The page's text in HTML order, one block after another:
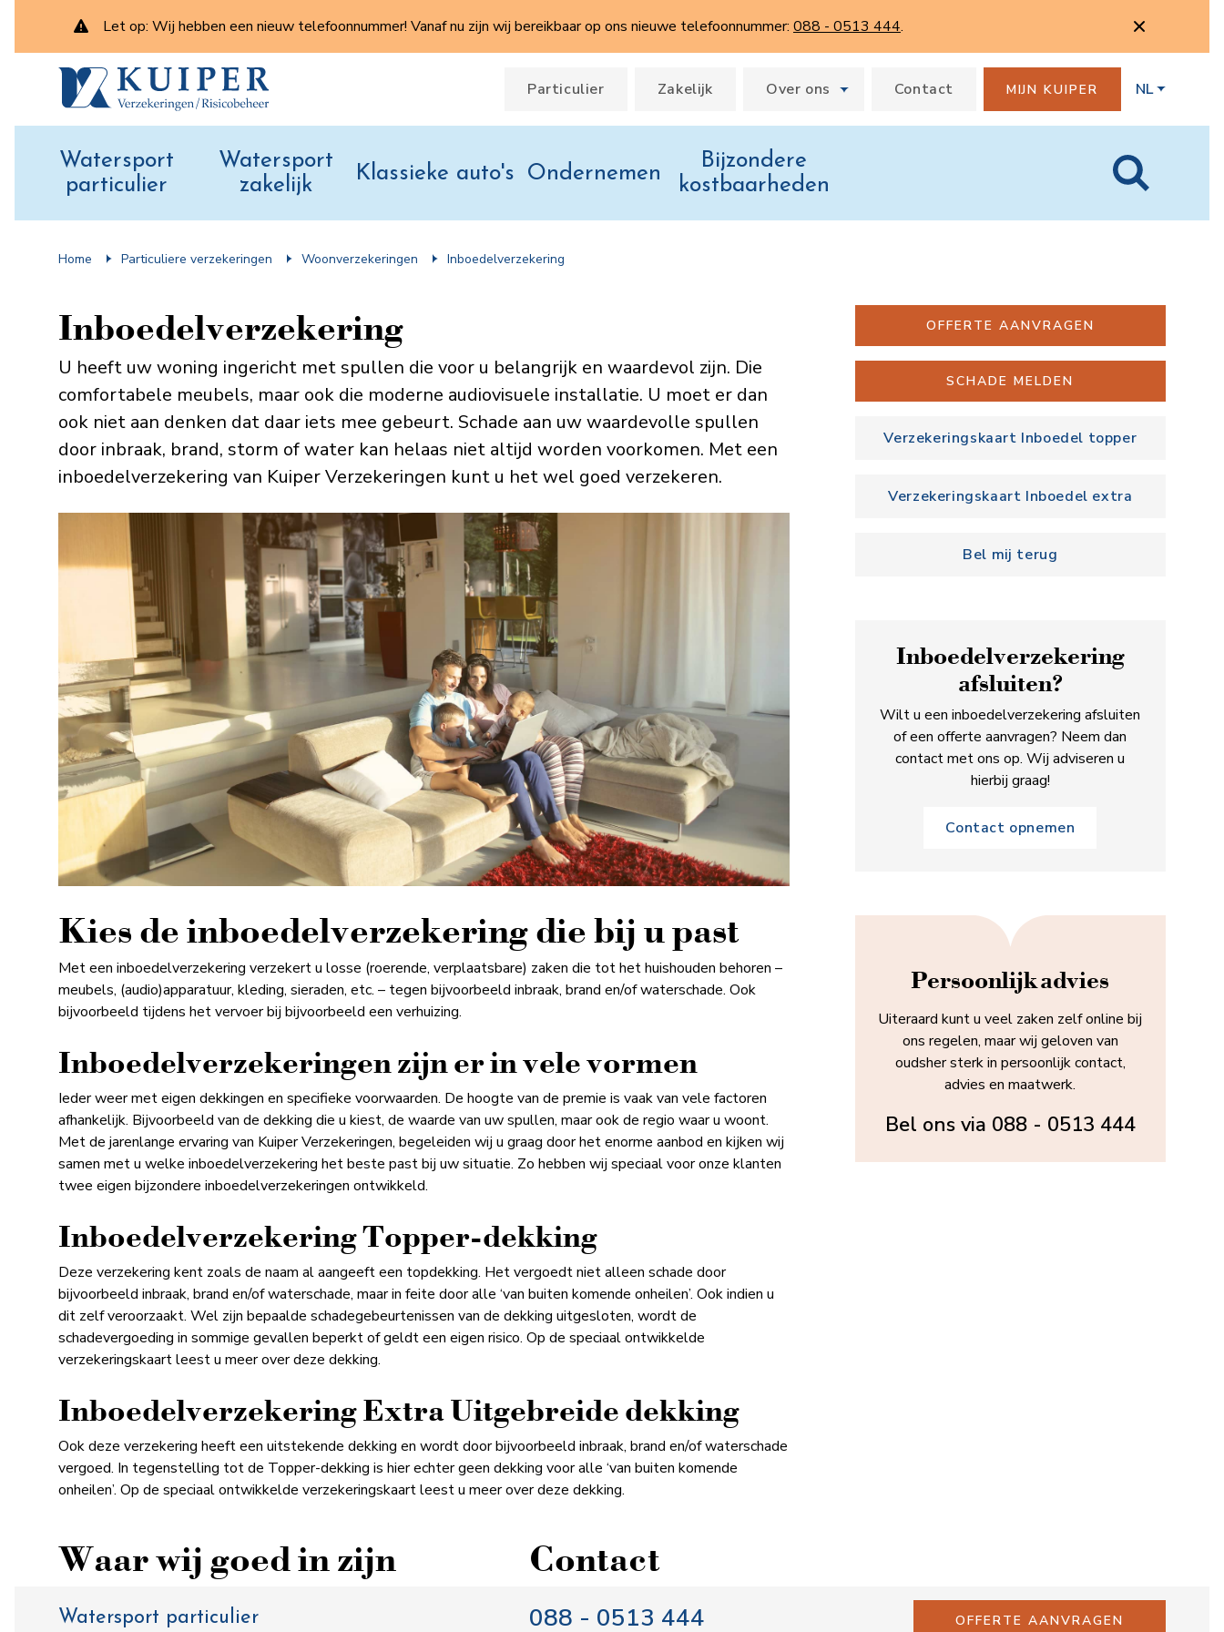
Let op: Wij hebben een nieuw telefoonnummer! Vanaf nu zijn wij bereikbaar op ons nieuwe telefoonnummer: 088 - 0513 444.
Particulier Zakelijk Over ons Contact MIJN KUIPER NL
Watersport
particulier
Watersport
zakelijk
Klassieke auto's Ondernemen
Bijzondere
kostbaarheden
Home Particuliere verzekeringen Woonverzekeringen Inboedel­verzekering
Inboedel­verzekering
U heeft uw woning ingericht met spullen die voor u belangrijk en waardevol zijn. Die
comfortabele meubels, maar ook die moderne audiovisuele installatie. U moet er dan
ook niet aan denken dat daar iets mee gebeurt. Schade aan uw waardevolle spullen
door inbraak, brand, storm of water kan helaas niet altijd worden voorkomen. Met een
inboedelverzekering van Kuiper Verzekeringen kunt u het wel goed verzekeren.
Kies de inboedel­verzekering die bij u past
Met een inboedelverzekering verzekert u losse (roerende, verplaatsbare) zaken die tot het huishouden behoren –
meubels, (audio)apparatuur, kleding, sieraden, etc. – tegen bijvoorbeeld inbraak, brand en/of waterschade. Ook
bijvoorbeeld tijdens het vervoer bij bijvoorbeeld een verhuizing.
Inboedelverzekeringen zijn er in vele vormen
Ieder weer met eigen dekkingen en specifieke voorwaarden. De hoogte van de premie is vaak van vele factoren
afhankelijk. Bijvoorbeeld van de dekking die u kiest, de waarde van uw spullen, maar ook de regio waar u woont.
Met de jarenlange ervaring van Kuiper Verzekeringen, begeleiden wij u graag door het enorme aanbod en kijken wij
samen met u welke inboedelverzekering het beste past bij uw situatie. Zo hebben wij speciaal voor onze klanten
twee eigen bijzondere inboedelverzekeringen ontwikkeld.
Inboedelverzekering Topper-dekking
Deze verzekering kent zoals de naam al aangeeft een topdekking. Het vergoedt niet alleen schade door
bijvoorbeeld inbraak, brand en/of waterschade, maar in feite door alle ‘van buiten komende onheilen’. Ook indien u
dit zelf veroorzaakt. Wel zijn bepaalde schadegebeurtenissen van de dekking uitgesloten, wordt de
schadevergoeding in sommige gevallen beperkt of geldt een eigen risico. Op de speciaal ontwikkelde
verzekeringskaart leest u meer over deze dekking.
Inboedelverzekering Extra Uitgebreide dekking
Ook deze verzekering heeft een uitstekende dekking en wordt door bijvoorbeeld inbraak, brand en/of waterschade
vergoed. In tegenstelling tot de Topper-dekking is hier echter geen dekking voor alle ‘van buiten komende
onheilen’. Op de speciaal ontwikkelde verzekeringskaart leest u meer over deze dekking.
OFFERTE AANVRAGEN
SCHADE MELDEN
Verzekeringskaart Inboedel topper
Verzekeringskaart Inboedel extra
Bel mij terug
Inboedel­verzekering
afsluiten?
Wilt u een inboedelverzekering afsluiten
of een offerte aanvragen? Neem dan
contact met ons op. Wij adviseren u
hierbij graag!
Contact opnemen
Persoonlijk advies
Uiteraard kunt u veel zaken zelf online bij
ons regelen, maar wij geloven van
oudsher sterk in persoonlijk contact,
advies en maatwerk.
Bel ons via 088 - 0513 444
Waar wij goed in zijn
Watersport particulier
Contact
088 - 0513 444 OFFERTE AANVRAGEN